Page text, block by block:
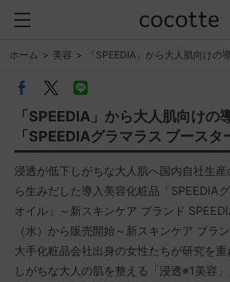
ホーム 美容 「SPEEDIA」から大人肌向けの
「SPEEDIA」から大人肌向けの
「SPEEDIAグラマラス ブース
浸透が低下しがちな大人肌へ国内自社生産
ら生みだした導入美容化粧品「SPEEDIA
オイル」～新スキンケア ブランド
（水）から販売開始～新スキンケア ブラ
大手化粧品会社出身の女性たちが研究を
しがちな大人の肌を整える「浸透※1美容